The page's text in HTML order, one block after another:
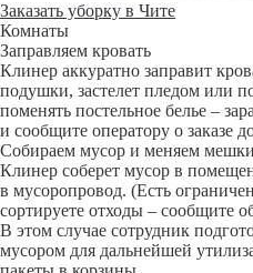
Заказать уборку в Чите
Комнаты
Заправляем кровать
Клинер аккуратно заправит
подушки, застелет пледом или
поменять постельное белье –
и сообщите оператору о заказе
Собираем мусор и меняем мешки
Клинер соберет мусор в
в мусоропровод. (Есть
сортируете отходы – сообщите
В этом случае сотрудник
мусором для дальнейшей